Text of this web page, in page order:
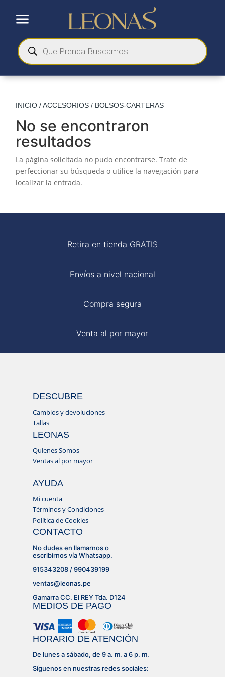
a
Búsqueda
de
productos
INICIO /ACCESORIOS / BOLSOS-CARTERAS
No se encontraron
resultados
La página solicitada no pudo encontrarse. Trate de
perfeccionar su búsqueda o utilice la navegación para
localizar la entrada.
Retira en tienda GRATIS
Envíos a nivel nacional
Compra segura
Venta al por mayor
DESCUBRE
Cambios y devoluciones
Tallas
LEONAS
Quienes Somos
Ventas al por mayor
AYUDA
Mi cuenta
Términos y Condiciones
Política de Cookies
CONTACTO
No dudes en llamarnos o
escribirnos vía Whatsapp.
915343208 / 990439199
ventas@leonas.pe
Gamarra CC. El REY Tda. D124
MEDIOS DE PAGO
HORARIO DE ATENCIÓN
De lunes a sábado, de 9 a. m. a 6 p. m.
Síguenos en nuestras redes sociales: